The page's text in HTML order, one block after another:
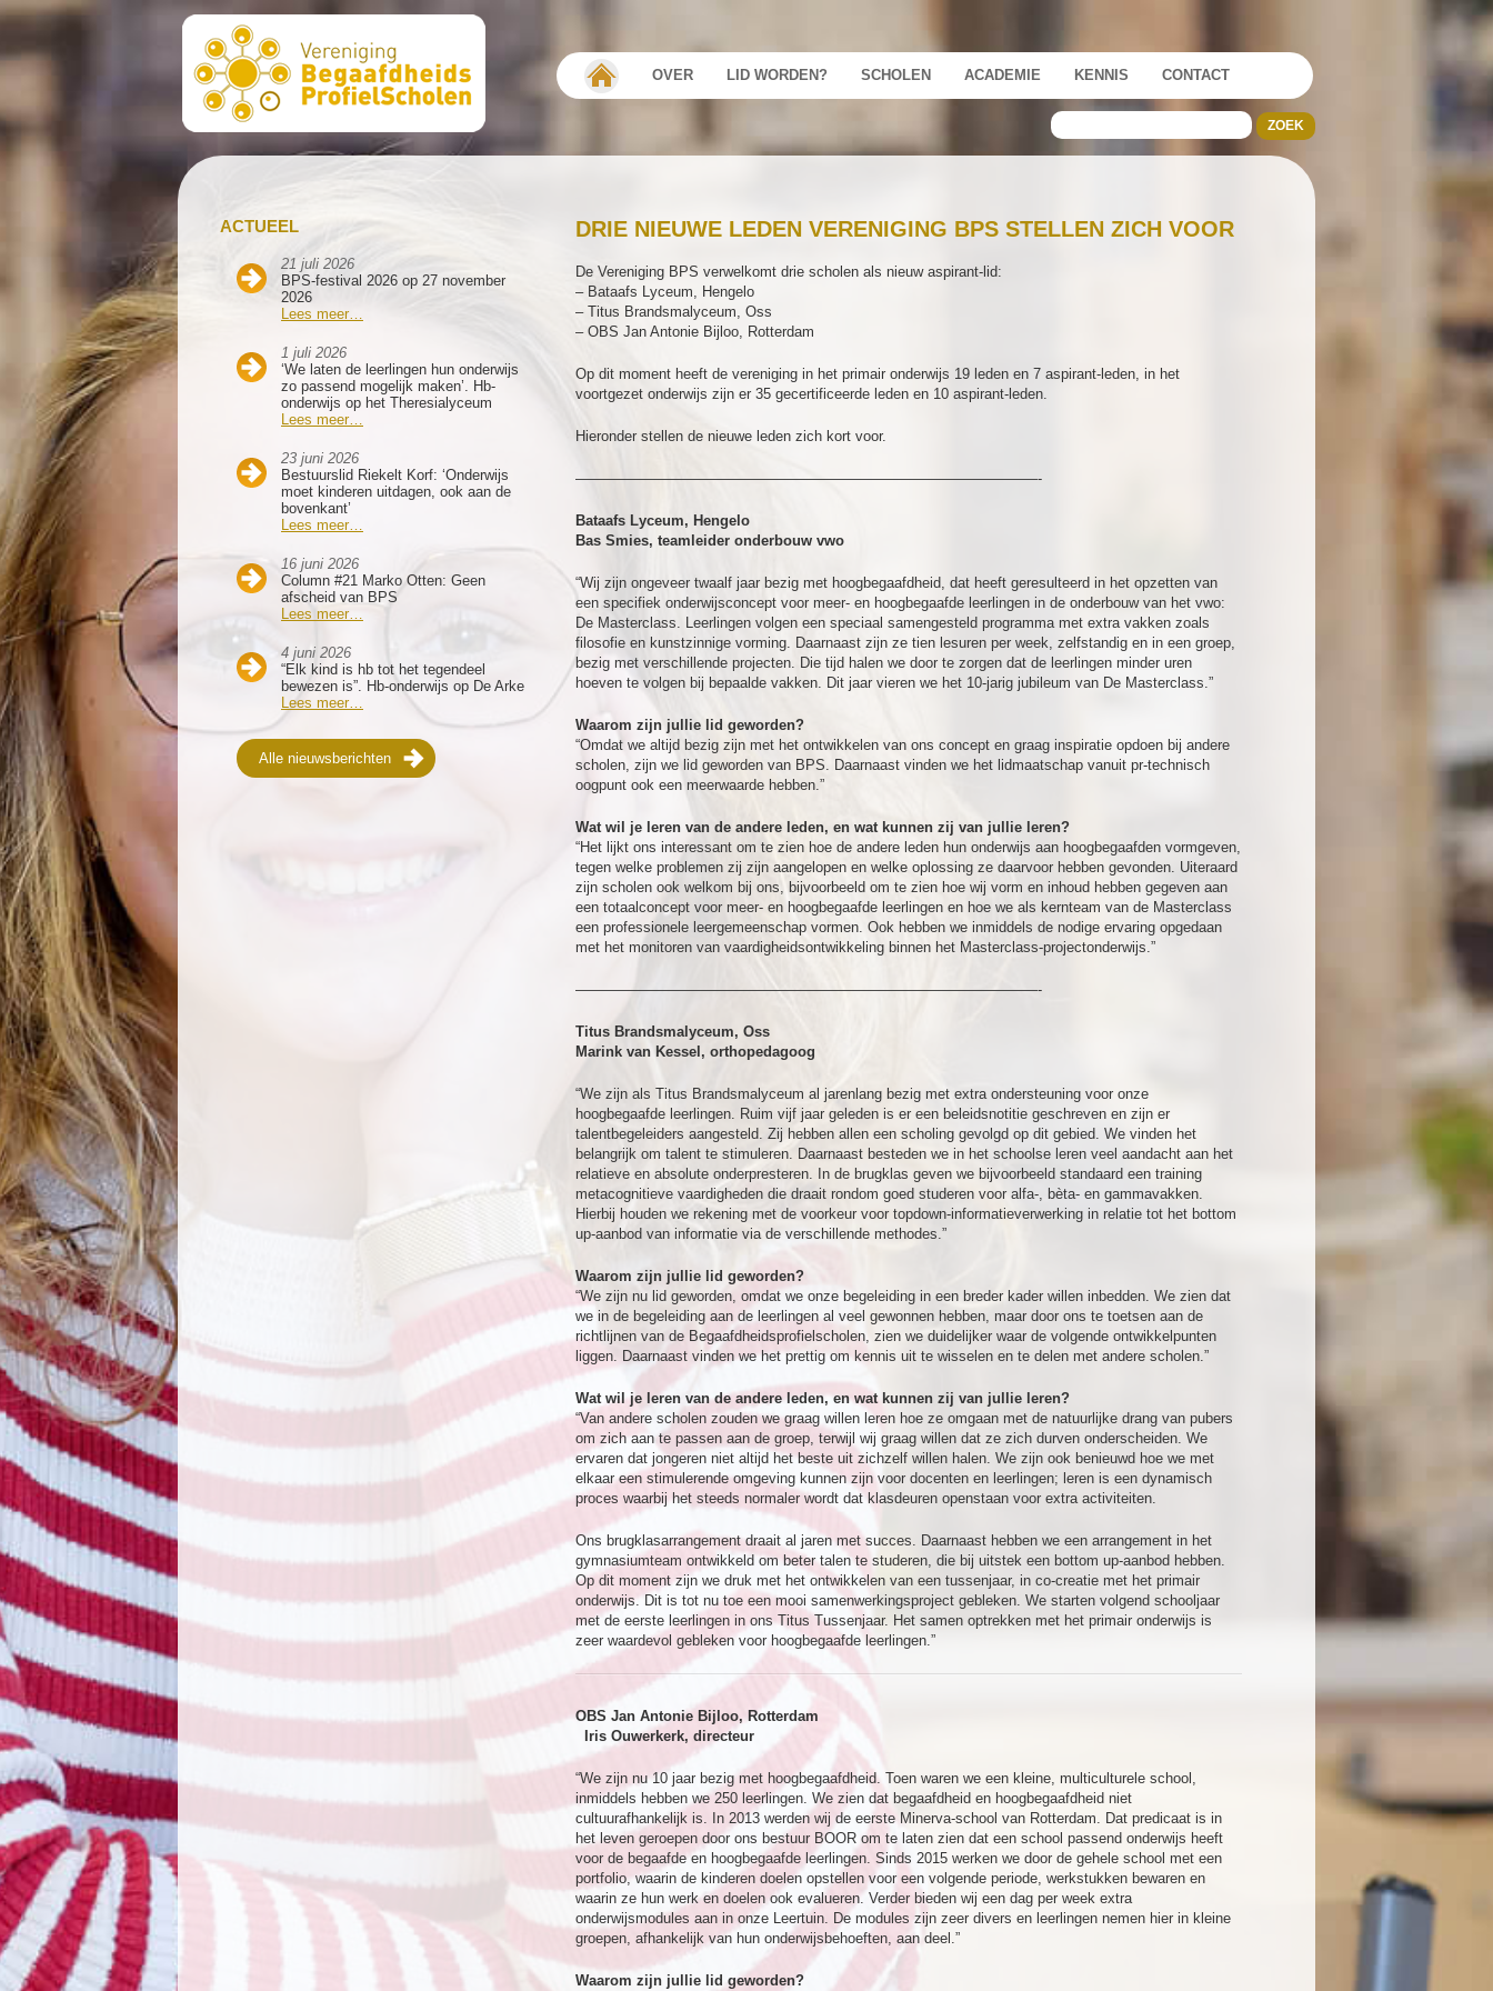
OVER LID WORDEN? SCHOLEN ACADEMIE KENNIS CONTACT
ACTUEEL
21 juli 2026
BPS-festival 2026 op 27 november
2026
Lees meer…
1 juli 2026
‘We laten de leerlingen hun onderwijs
zo passend mogelijk maken’. Hb-
onderwijs op het Theresialyceum
Lees meer…
23 juni 2026
Bestuurslid Riekelt Korf: ‘Onderwijs
moet kinderen uitdagen, ook aan de
bovenkant’
Lees meer…
16 juni 2026
Column #21 Marko Otten: Geen
afscheid van BPS
Lees meer…
4 juni 2026
“Elk kind is hb tot het tegendeel
bewezen is”. Hb-onderwijs op De Arke
Lees meer…
Alle nieuwsberichten
DRIE NIEUWE LEDEN VERENIGING BPS STELLEN ZICH VOOR
De Vereniging BPS verwelkomt drie scholen als nieuw aspirant-lid:
– Bataafs Lyceum, Hengelo
– Titus Brandsmalyceum, Oss
– OBS Jan Antonie Bijloo, Rotterdam
Op dit moment heeft de vereniging in het primair onderwijs 19 leden en 7 aspirant-leden, in het
voortgezet onderwijs zijn er 35 gecertificeerde leden en 10 aspirant-leden.
Hieronder stellen de nieuwe leden zich kort voor.
————————————————————————————————-
Bataafs Lyceum, Hengelo
Bas Smies, teamleider onderbouw vwo
“Wij zijn ongeveer twaalf jaar bezig met hoogbegaafdheid, dat heeft geresulteerd in het opzetten van
een specifiek onderwijsconcept voor meer- en hoogbegaafde leerlingen in de onderbouw van het vwo:
De Masterclass. Leerlingen volgen een speciaal samengesteld programma met extra vakken zoals
filosofie en kunstzinnige vorming. Daarnaast zijn ze tien lesuren per week, zelfstandig en in een groep,
bezig met verschillende projecten. Die tijd halen we door te zorgen dat de leerlingen minder uren
hoeven te volgen bij bepaalde vakken. Dit jaar vieren we het 10-jarig jubileum van De Masterclass.”
Waarom zijn jullie lid geworden?
“Omdat we altijd bezig zijn met het ontwikkelen van ons concept en graag inspiratie opdoen bij andere
scholen, zijn we lid geworden van BPS. Daarnaast vinden we het lidmaatschap vanuit pr-technisch
oogpunt ook een meerwaarde hebben.”
Wat wil je leren van de andere leden, en wat kunnen zij van jullie leren?
“Het lijkt ons interessant om te zien hoe de andere leden hun onderwijs aan hoogbegaafden vormgeven,
tegen welke problemen zij zijn aangelopen en welke oplossing ze daarvoor hebben gevonden. Uiteraard
zijn scholen ook welkom bij ons, bijvoorbeeld om te zien hoe wij vorm en inhoud hebben gegeven aan
een totaalconcept voor meer- en hoogbegaafde leerlingen en hoe we als kernteam van de Masterclass
een professionele leergemeenschap vormen. Ook hebben we inmiddels de nodige ervaring opgedaan
met het monitoren van vaardigheidsontwikkeling binnen het Masterclass-projectonderwijs.”
————————————————————————————————-
Titus Brandsmalyceum, Oss
Marink van Kessel, orthopedagoog
“We zijn als Titus Brandsmalyceum al jarenlang bezig met extra ondersteuning voor onze
hoogbegaafde leerlingen. Ruim vijf jaar geleden is er een beleidsnotitie geschreven en zijn er
talentbegeleiders aangesteld. Zij hebben allen een scholing gevolgd op dit gebied. We vinden het
belangrijk om talent te stimuleren. Daarnaast besteden we in het schoolse leren veel aandacht aan het
relatieve en absolute onderpresteren. In de brugklas geven we bijvoorbeeld standaard een training
metacognitieve vaardigheden die draait rondom goed studeren voor alfa-, bèta- en gammavakken.
Hierbij houden we rekening met de voorkeur voor topdown-informatieverwerking in relatie tot het bottom
up-aanbod van informatie via de verschillende methodes.”
Waarom zijn jullie lid geworden?
“We zijn nu lid geworden, omdat we onze begeleiding in een breder kader willen inbedden. We zien dat
we in de begeleiding aan de leerlingen al veel gewonnen hebben, maar door ons te toetsen aan de
richtlijnen van de Begaafdheidsprofielscholen, zien we duidelijker waar de volgende ontwikkelpunten
liggen. Daarnaast vinden we het prettig om kennis uit te wisselen en te delen met andere scholen.”
Wat wil je leren van de andere leden, en wat kunnen zij van jullie leren?
“Van andere scholen zouden we graag willen leren hoe ze omgaan met de natuurlijke drang van pubers
om zich aan te passen aan de groep, terwijl wij graag willen dat ze zich durven onderscheiden. We
ervaren dat jongeren niet altijd het beste uit zichzelf willen halen. We zijn ook benieuwd hoe we met
elkaar een stimulerende omgeving kunnen zijn voor docenten en leerlingen; leren is een dynamisch
proces waarbij het steeds normaler wordt dat klasdeuren openstaan voor extra activiteiten.
Ons brugklasarrangement draait al jaren met succes. Daarnaast hebben we een arrangement in het
gymnasiumteam ontwikkeld om beter talen te studeren, die bij uitstek een bottom up-aanbod hebben.
Op dit moment zijn we druk met het ontwikkelen van een tussenjaar, in co-creatie met het primair
onderwijs. Dit is tot nu toe een mooi samenwerkingsproject gebleken. We starten volgend schooljaar
met de eerste leerlingen in ons Titus Tussenjaar. Het samen optrekken met het primair onderwijs is
zeer waardevol gebleken voor hoogbegaafde leerlingen.”
OBS Jan Antonie Bijloo, Rotterdam
Iris Ouwerkerk, directeur
“We zijn nu 10 jaar bezig met hoogbegaafdheid. Toen waren we een kleine, multiculturele school,
inmiddels hebben we 250 leerlingen. We zien dat begaafdheid en hoogbegaafdheid niet
cultuurafhankelijk is. In 2013 werden wij de eerste Minerva-school van Rotterdam. Dat predicaat is in
het leven geroepen door ons bestuur BOOR om te laten zien dat een school passend onderwijs heeft
voor de begaafde en hoogbegaafde leerlingen. Sinds 2015 werken we door de gehele school met een
portfolio, waarin de kinderen doelen opstellen voor een volgende periode, werkstukken bewaren en
waarin ze hun werk en doelen ook evalueren. Verder bieden wij een dag per week extra
onderwijsmodules aan in onze Leertuin. De modules zijn zeer divers en leerlingen nemen hier in kleine
groepen, afhankelijk van hun onderwijsbehoeften, aan deel.”
Waarom zijn jullie lid geworden?